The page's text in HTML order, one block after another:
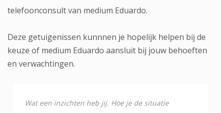
telefoonconsult van medium Eduardo.
Deze getuigenissen kunnnen je hopelijk helpen bij de
keuze of medium Eduardo aansluit bij jouw behoeften
en verwachtingen.
Wat een inzichten heb jij. Hoe je de situatie